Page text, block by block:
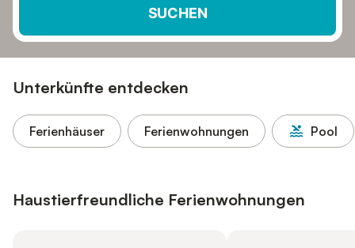
SUCHEN
Unterkünfte entdecken
Ferienhäuser Ferienwohnungen Pool
Haustierfreundliche Ferienwohnungen